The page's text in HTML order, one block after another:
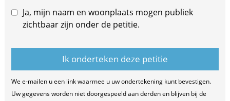
Ja, mijn naam en woonplaats mogen publiek
zichtbaar zijn onder de petitie.
We e-mailen u een link waarmee u uw ondertekening kunt bevestigen.
Uw gegevens worden niet doorgespeeld aan derden en blijven bij de